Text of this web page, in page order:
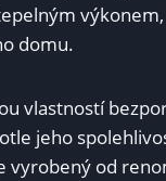
domu.
vlastností
jeho
vyrobený od